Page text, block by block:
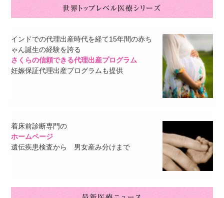
インドでの代理出産時代を経て15年間の赤ち
ゃん誕生の経験を誇る
さくらの信頼できる代理出産プログラム
妊娠保証代理出産プログラムも提供
着床前診断専門の
ホームページ
遺伝疾患検査から 男女産み分けまで